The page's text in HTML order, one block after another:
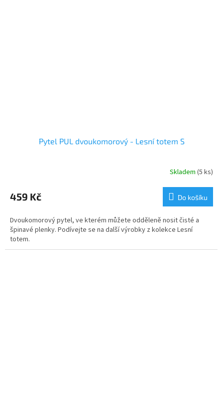
Pytel PUL dvoukomorový - Lesní totem S
Skladem (5 ks)
459 Kč Do košíku
Dvoukomorový pytel, ve kterém můžete odděleně nosit čisté a
špinavé plenky. Podívejte se na další výrobky z kolekce Lesní
totem.